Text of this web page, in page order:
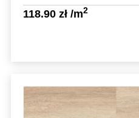
118.90 zł/m2
Sprawdź